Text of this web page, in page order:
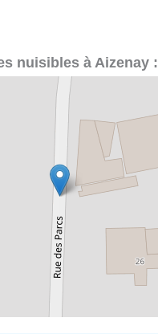
nuisibles à Aizenay :